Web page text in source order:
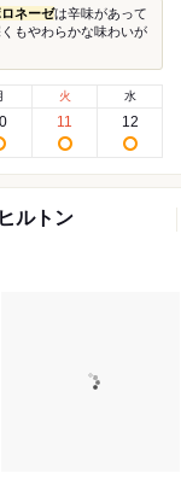
ロネーゼは辛味があって
もやわらかな味わいが
火
11
水
12
ルトン